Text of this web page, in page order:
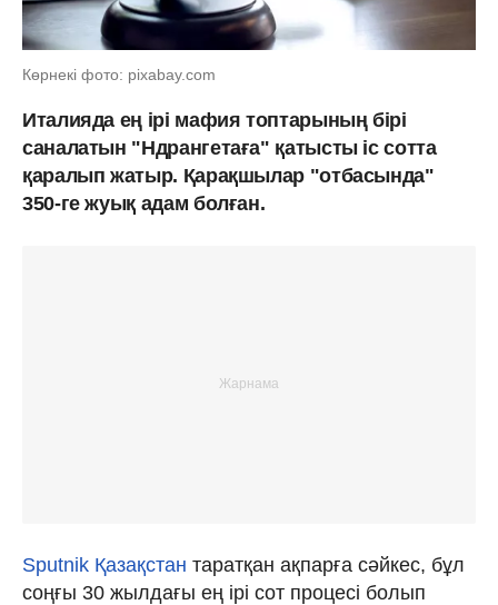
Көрнекі фото: pixabay.com
Италияда ең ірі мафия топтарының бірі
саналатын "Ндрангетаға" қатысты іс сотта
қаралып жатыр. Қарақшылар "отбасында"
350-ге жуық адам болған.
Sputnik Қазақстан таратқан ақпарға сәйкес, бұл
соңғы 30 жылдағы ең ірі сот процесі болып